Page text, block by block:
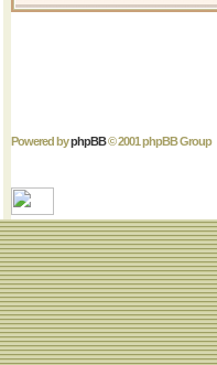
Powered byphpBB© 2001 phpBB Group